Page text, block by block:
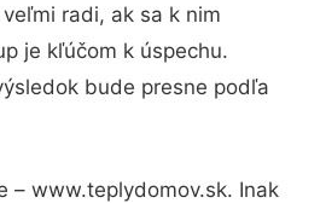
radi, ak sa k nim
je kľúčom k úspechu.
bude presne podľa
– www.teplydomov.sk. Inak